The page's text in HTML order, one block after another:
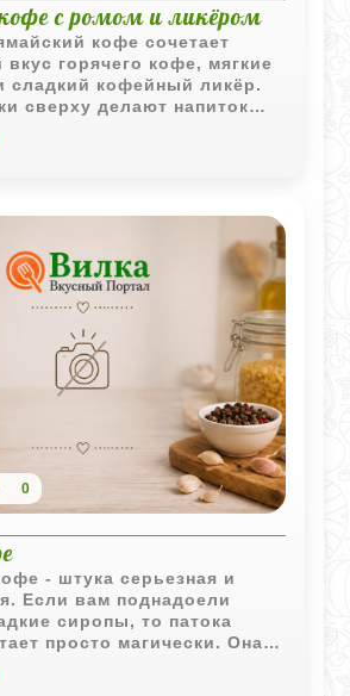
с ромом и ликёром
кофе сочетает
горячего кофе, мягкие
сладкий кофейный ликёр.
сверху делают напиток
и подчёркивают его
0
- штука серьезная и
Если вам поднадоели
сиропы, то патока
просто магически. Она
почти карамельную
идеально дружит с